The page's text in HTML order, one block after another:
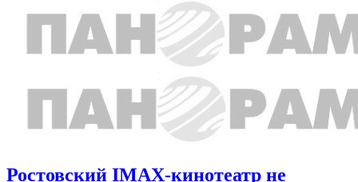
Ростовский IMAX-кинотеатр не